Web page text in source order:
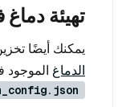
تهيئة
يمكنك أيضًا
الدماغ الموجود